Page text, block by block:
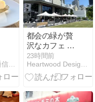
チーズケーキ通信 | チーズケーキを記録するブログ
都会の緑が贅
沢なカフェ -
RACINES
FARM TO
PARK 池袋- /
＃603
23時間前
Heartwood Design Stand.